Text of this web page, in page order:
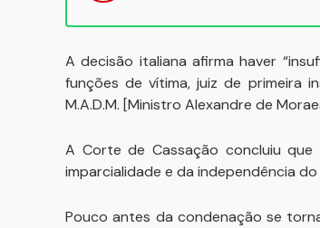
A decisão italiana afirma haver
funções de vítima, juiz de primeira
M.A.D.M. [Ministro Alexandre de
A Corte de Cassação concluiu
imparcialidade e da independência do
Pouco antes da condenação se